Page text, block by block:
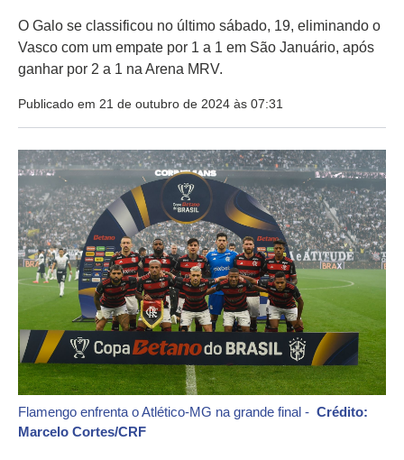
O Galo se classificou no último sábado, 19, eliminando o
Vasco com um empate por 1 a 1 em São Januário, após
ganhar por 2 a 1 na Arena MRV.
Publicado em 21 de outubro de 2024 às 07:31
Flamengo enfrenta o Atlético-MG na grande final - Crédito:
Marcelo Cortes/CRF